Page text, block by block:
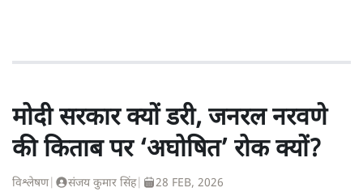
मोदी सरकार क्यों डरी, जनरल नरवणे
की किताब पर ‘अघोषित’ रोक क्यों?
विश्लेषण| संजय कुमार सिंह| 28 FEB, 2026